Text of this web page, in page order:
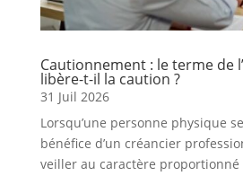
Cautionnement : le terme de
libère-t-il la caution ?
31 Juil 2026
Lorsqu’une personne physique
bénéfice d’un créancier
veiller au caractère proportionné